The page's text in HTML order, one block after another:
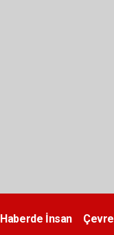
Haberde İnsan Çevre